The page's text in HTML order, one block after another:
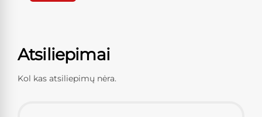
Atsiliepimai
Kol kas atsiliepimų nėra.